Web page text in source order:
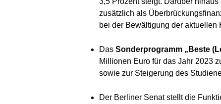
zusätzlich als
bei der Bewältigung der aktuellen
Das Sonderprogramm „Beste
Millionen Euro für das Jahr 2023
sowie zur Steigerung des
Der Berliner Senat stellt die